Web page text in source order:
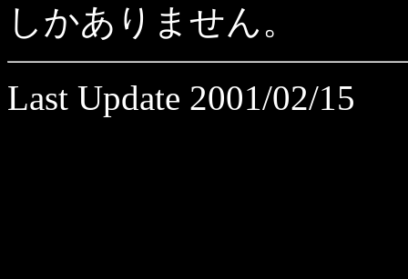
しかありません。
Last Update 2001/02/15